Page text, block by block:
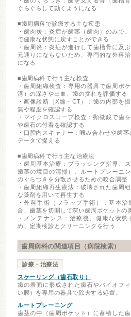
ぐらぐらして動くようになる
■歯周病科で診療する主な疾患
・歯肉炎：炎症が歯茎（歯肉）のみで
で健康な状態に戻すことができる
・歯周炎：炎症が進行して歯槽骨に及
元通りにならないため、専門的な外科
になる
■歯周病科で行う主な検査
・歯周組織検査：専用の器具で歯周ポ
溝）の深さや出血、歯の揺れを評価する
・画像診断（X線・CT）：歯の内部を
無や程度を確認する
・マイクロスコープ検査：顕微鏡で歯
や歯石の付着を確認する
・口腔内スキャナー：噛み合わせや歯
データで捉える
■歯周病科で行う主な治療法
・歯周基本治療：ブラッシング指導、
歯茎の境目の清掃）、ルートプレーニ
のぐらつきを分散させるための咬合調整
・歯周組織再生療法：破壊された歯周
な薬剤を用いて再生する
・外科手術（フラップ手術）：基本
合、歯茎を切開して深い歯周ポケットの
・メンテナンス：治療後、健康な状
め、定期検診とクリーニングを行う
歯周病科の関連項目（病院検索）
診療・治療法
スケーリング（歯石取り）
歯の表面に形成された歯石やバイオフ
い膜）を専用の器具で除去する処置。
ルートプレーニング
歯茎の中（歯周ポケット）に蓄積した